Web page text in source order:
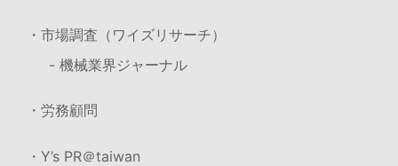
・市場調査（ワイズリサーチ）
- 機械業界ジャーナル
・労務顧問
・Y’s PR＠taiwan